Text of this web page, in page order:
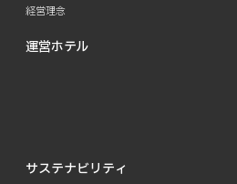
経営理念
運営ホテル
サステナビリティ